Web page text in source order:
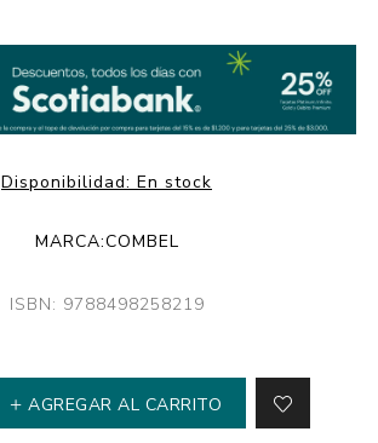
Disponibilidad: En stock
MARCA:COMBEL
ISBN: 9788498258219
AGREGAR AL CARRITO